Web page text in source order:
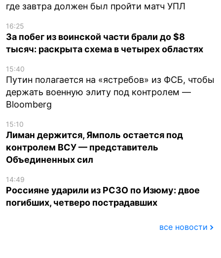
где завтра должен был пройти матч УПЛ
16:25
За побег из воинской части брали до $8
тысяч: раскрыта схема в четырех областях
15:40
Путин полагается на «ястребов» из ФСБ, чтобы
держать военную элиту под контролем —
Bloomberg
15:10
Лиман держится, Ямполь остается под
контролем ВСУ — представитель
Объединенных сил
14:49
Россияне ударили из РСЗО по Изюму: двое
погибших, четверо пострадавших
все новости